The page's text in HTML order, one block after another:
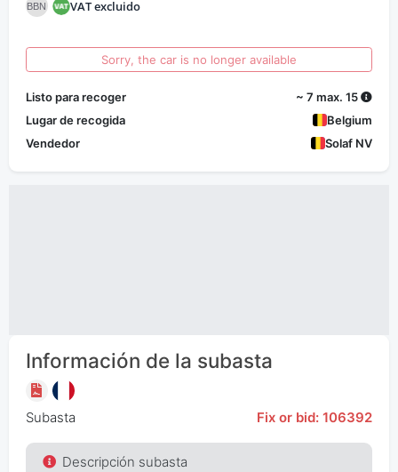
BBN VAT excluido
Sorry, the car is no longer available
Listo para recoger
~ 7 max. 15
Lugar de recogida
Belgium
Vendedor
Solaf NV
Información de la subasta
Subasta Fix or bid: 106392
Descripción subasta